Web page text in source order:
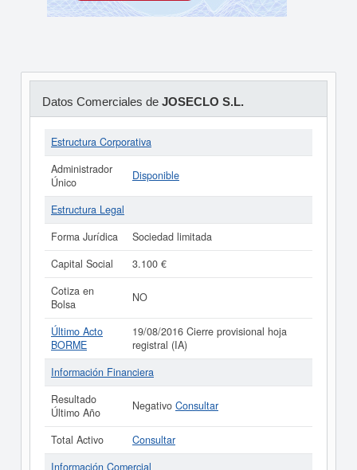
Datos Comerciales de JOSECLO S.L.
Estructura Corporativa
Administrador
Único
Disponible
Estructura Legal
Forma Jurídica
Sociedad limitada
Capital Social
3.100 €
Cotiza en
Bolsa
NO
Último Acto
BORME
19/08/2016 Cierre provisional hoja
registral (IA)
Información Financiera
Resultado
Último Año
Negativo Consultar
Total Activo
Consultar
Información Comercial